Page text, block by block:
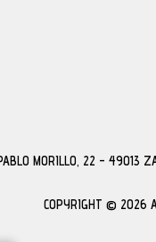
MORILLO, 22 - 49013
COPYRIGHT © 2026